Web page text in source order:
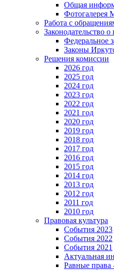
Общая
Работа с
Законодательство
Федеральное
Законы
Решения комиссии
2026 год
2025 год
2024 год
2023 год
2022 год
2021 год
2020 год
2019 год
2018 год
2017 год
2016 год
2015 год
2014 год
2013 год
2012 год
2011 год
2010 год
Правовая культура
События 2023
События 2022
События 2021
Актуальная
Равные права